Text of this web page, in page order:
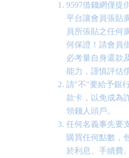
9597借錢網僅提
平台讓會員張貼
員所張貼之任何
何保證！請會員
必考量自身還款
能力，謹慎評估
請"不"要給予銀
款卡，以免成為
領錢人頭戶。
任何名義事先要
購買任何點數，
於利息、手續費